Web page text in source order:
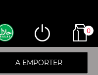
0
A EMPORTER